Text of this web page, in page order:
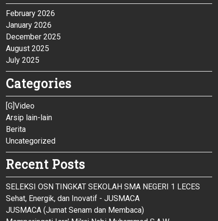
February 2026
January 2026
December 2025
August 2025
July 2025
Categories
[G]Video
Arsip lain-lain
Berita
Uncategorized
Recent Posts
SELEKSI OSN TINGKAT SEKOLAH SMA NEGERI 1 LECES
Sehat, Energik, dan Inovatif - JUSMACA
JUSMACA (Jumat Senam dan Membaca)